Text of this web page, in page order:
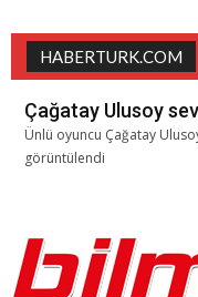
HABERTURK.COM
Çağatay Ulusoy
Ünlü oyuncu Çağatay
görüntülendi